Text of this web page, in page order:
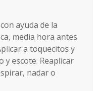
ayuda de la
media hora antes
a toquecitos y
y escote. Reaplicar
nadar o